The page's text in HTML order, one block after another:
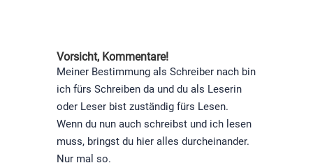
Vorsicht, Kommentare!
Meiner Bestimmung als Schreiber nach bin
ich fürs Schreiben da und du als Leserin
oder Leser bist zuständig fürs Lesen.
Wenn du nun auch schreibst und ich lesen
muss, bringst du hier alles durcheinander.
Nur mal so.